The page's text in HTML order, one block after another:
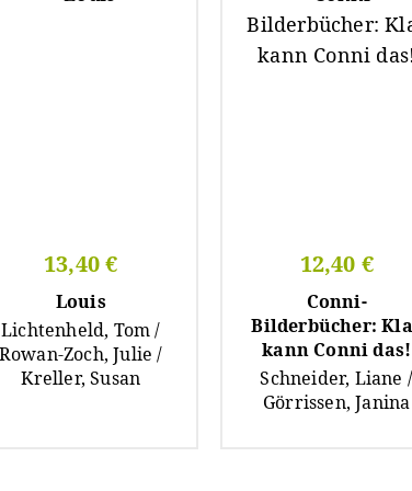
13,40 €
Louis
Lichtenheld, Tom /
Rowan-Zoch, Julie /
Kreller, Susan
12,40 €
Conni-
Bilderbücher:
kann Conni das!
Schneider, Liane
Görrissen, Janina